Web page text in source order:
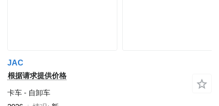
JAC
根据请求提供价格
卡车 - 自卸车